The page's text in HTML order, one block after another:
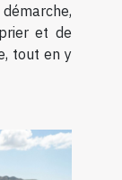
et de
tout en y